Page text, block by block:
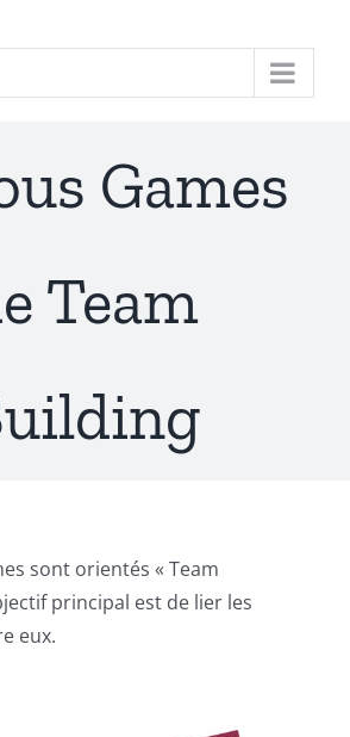
Games
Team
sont orientés « Team
principal est de lier les
eux.